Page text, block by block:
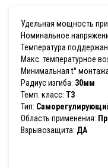
Удельная мощность
Номинальное
Температура
Макс. температурное
Минимальная t°
Радиус изгиба: 30мм
Темп. класс: Т3
Тип:
Область применения:
Взрывозащита: ДА